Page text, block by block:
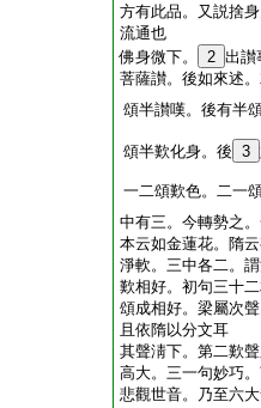
方有此品。又説捨
流通也
佛身微下。
2 出讃
菩薩讃。後如來述
頌半讃嘆。後有半
頌半歎化身。後 3
一二頌歎色。二一
中有三。今轉勢之
本云如金蓮花。隋
淨軟。三中各二。
歎相好。初句三十
頌成相好。梁屬次
且依隋以分文耳
其聲淸下。第二歎
高大。三一句妙巧
悲觀世音。乃至六